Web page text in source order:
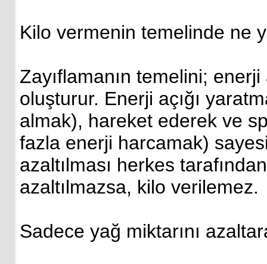
Kilo vermenin temelinde ne
Zayıflamanın temelini;
oluşturur. Enerji açığı
almak), hareket ederek ve
fazla enerji harcamak)
azaltılması herkes
azaltılmazsa, kilo verilemez.
Sadece yağ miktarını